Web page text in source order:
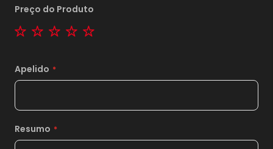
Preço do Produto
1 star2 stars3 stars4 stars
Apelido
Resumo